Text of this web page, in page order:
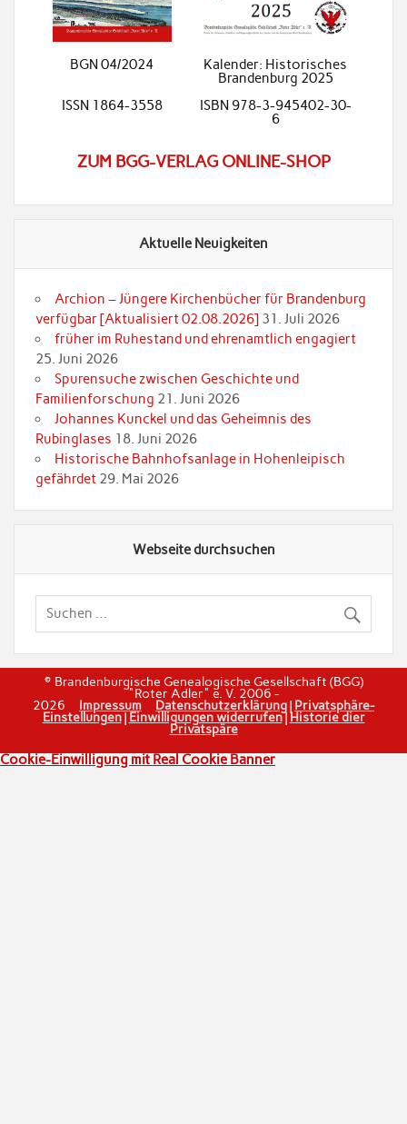
BGN 04/2024
Kalender: Historisches
Brandenburg 2025
ISSN 1864-3558
ISBN 978-3-945402-30-
6
ZUM BGG-VERLAG ONLINE-SHOP
Aktuelle Neuigkeiten
Archion – Jüngere Kirchenbücher für Brandenburg
verfügbar [Aktualisiert 02.08.2026] 31. Juli 2026
früher im Ruhestand und ehrenamtlich engagiert
25. Juni 2026
Spurensuche zwischen Geschichte und
Familienforschung 21. Juni 2026
Johannes Kunckel und das Geheimnis des
Rubinglases 18. Juni 2026
Historische Bahnhofsanlage in Hohenleipisch
gefährdet 29. Mai 2026
Webseite durchsuchen
© Brandenburgische Genealogische Gesellschaft (BGG)
"Roter Adler" e. V. 2006 -
2026 Impressum Datenschutzerklärung| Privatsphäre-
Einstellungen| Einwilligungen widerrufen|Historie dier
Privatspäre
Cookie-Einwilligung mit Real Cookie Banner